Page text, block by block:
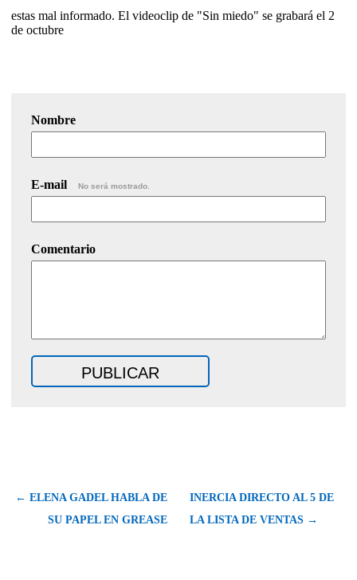
estas mal informado. El videoclip de "Sin miedo" se grabará el 2
de octubre
Nombre
E-mail No será mostrado.
Comentario
← ELENA GADEL HABLA DE
SU PAPEL EN GREASE
INERCIA DIRECTO AL 5 DE
LA LISTA DE VENTAS →